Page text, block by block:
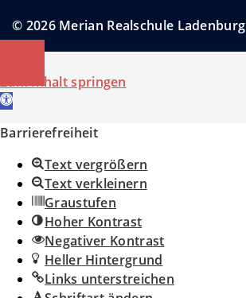
© 2026 Merian Realschule Ladenburg
Zum Inhalt springen
Werkzeugleiste öffnen
Barrierefreiheit
Text vergrößern
Text verkleinern
Graustufen
Hoher Kontrast
Negativer Kontrast
Heller Hintergrund
Links unterstreichen